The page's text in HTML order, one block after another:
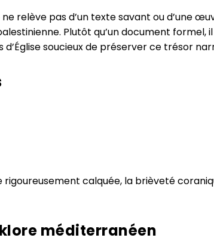
relève pas d’un texte savant ou d’une
Plutôt qu’un document formel,
soucieux de préserver ce trésor
calquée, la brièveté
méditerranéen